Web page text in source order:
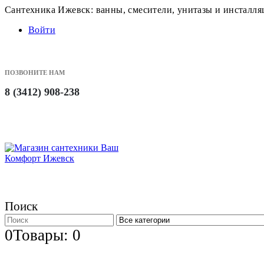
Сантехника Ижевск: ванны, смесители, унитазы и
Войти
ПОЗВОНИТЕ НАМ
8 (3412) 908-238
Поиск
0Товары: 0